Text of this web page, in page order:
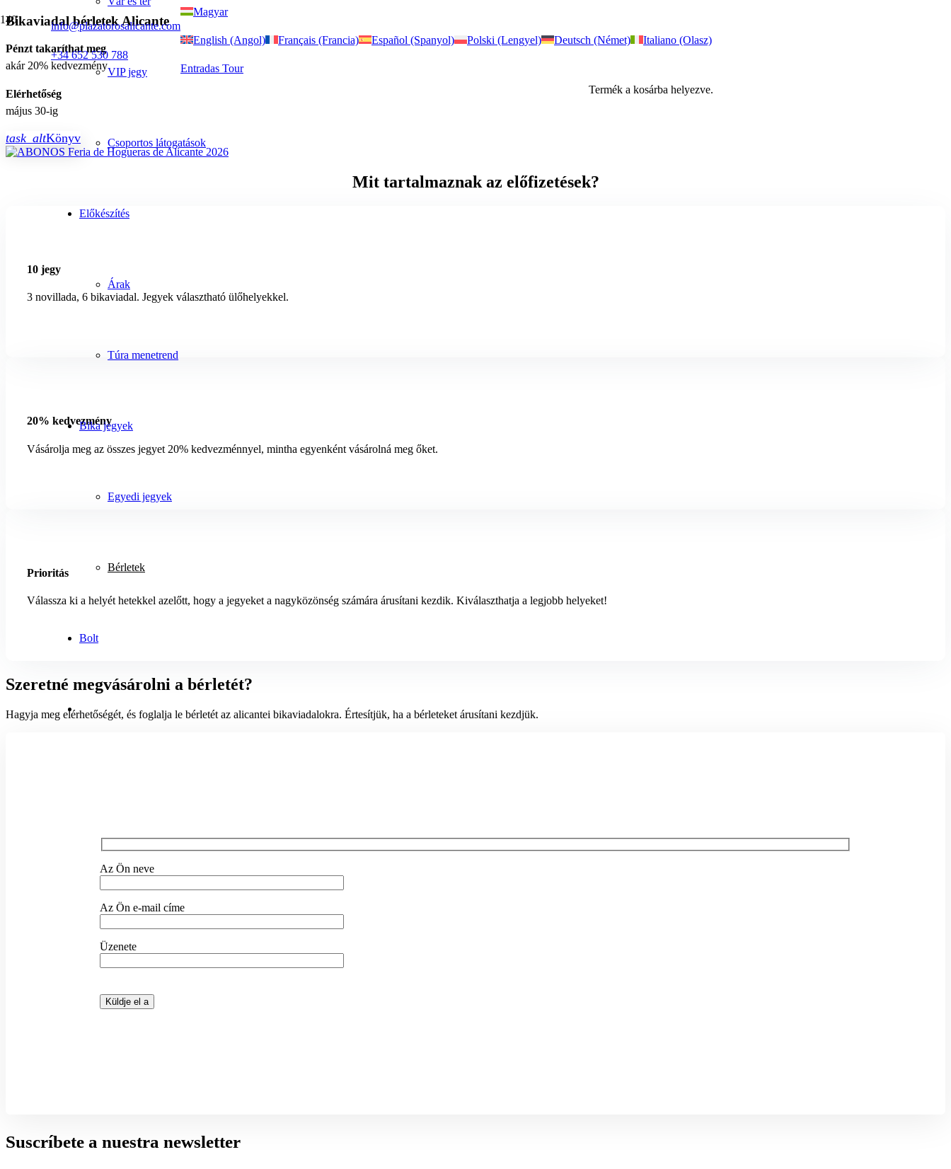
info@plazatorosalicante.com
+34 652 530 788
Magyar
English (Angol) Français (Francia) Español (Spanyol) Polski (Lengyel) Deutsch (Német) Italiano (Olasz)
Entradas Tour
VIP jegy
Csoportos látogatások
Előkészítés
Árak
Túra menetrend
Bika jegyek
Egyedi jegyek
Bérletek
Bolt
Termék a kosárba helyezve.
Bikaviadal bérletek Alicante
Pénzt takaríthat meg
akár 20% kedvezmény
Elérhetőség
május 30-ig
task_altKönyv
Mit tartalmaznak az előfizetések?
10 jegy
3 novillada, 6 bikaviadal. Jegyek választható ülőhelyekkel.
20% kedvezmény
Vásárolja meg az összes jegyet 20% kedvezménnyel, mintha egyenként vásárolná meg őket.
Prioritás
Válassza ki a helyét hetekkel azelőtt, hogy a jegyeket a nagyközönség számára árusítani kezdik. Kiválaszthatja a legjobb helyeket!
Szeretné megvásárolni a bérletét?
Hagyja meg elérhetőségét, és foglalja le bérletét az alicantei bikaviadalokra. Értesítjük, ha a bérleteket árusítani kezdjük.
Az Ön neve
Az Ön e-mail címe
Üzenete
Suscríbete a nuestra newsletter